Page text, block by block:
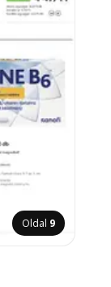
Oldal 9